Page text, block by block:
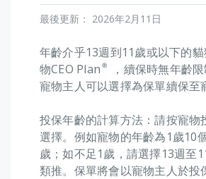
最後更新： 2026年2月11日
年齡介乎13週到11歲或以下的
物CEO Plan®，續保時無年齡限
寵物主人可以選擇為保單續保至
投保年齡的計算方法：請按寵物
選擇。例如寵物的年齡為1歲10
歲；如不足1歲，請選擇13週至
類推。保單將會以寵物主人於投